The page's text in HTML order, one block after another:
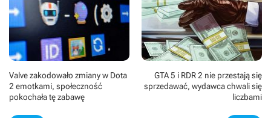
(James Rhodes/War Machine), Martin Freeman (Agent
Everett Ross), Olivia Colman oraz Emilia Clarke. Zdjęcia
kręcono m.in. w Los Angeles.
Valve zakodowało zmiany w Dota
2 emotkami, społeczność
pokochała tę zabawę
GTA 5 i RDR 2 nie przestają się
sprzedawać, wydawca chwali się
liczbami